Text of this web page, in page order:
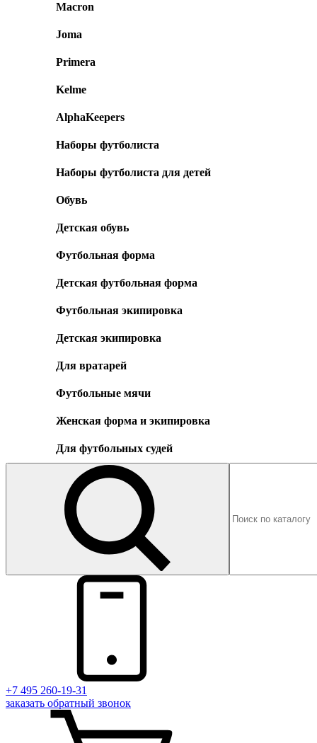
Macron
Joma
Primera
Kelme
AlphaKeepers
Наборы футболиста
Наборы футболиста для детей
Обувь
Детская обувь
Футбольная форма
Детская футбольная форма
Футбольная экипировка
Детская экипировка
Для вратарей
Футбольные мячи
Женская форма и экипировка
Для футбольных судей
+7 495 260-19-31
заказать обратный звонок